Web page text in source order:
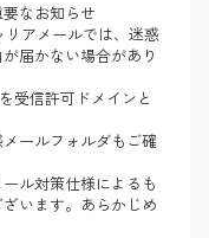
なお知らせ
アメールでは、迷惑
届かない場合があり
受信許可ドメインと
ールフォルダもご確
ル対策仕様によるも
います。あらかじめ